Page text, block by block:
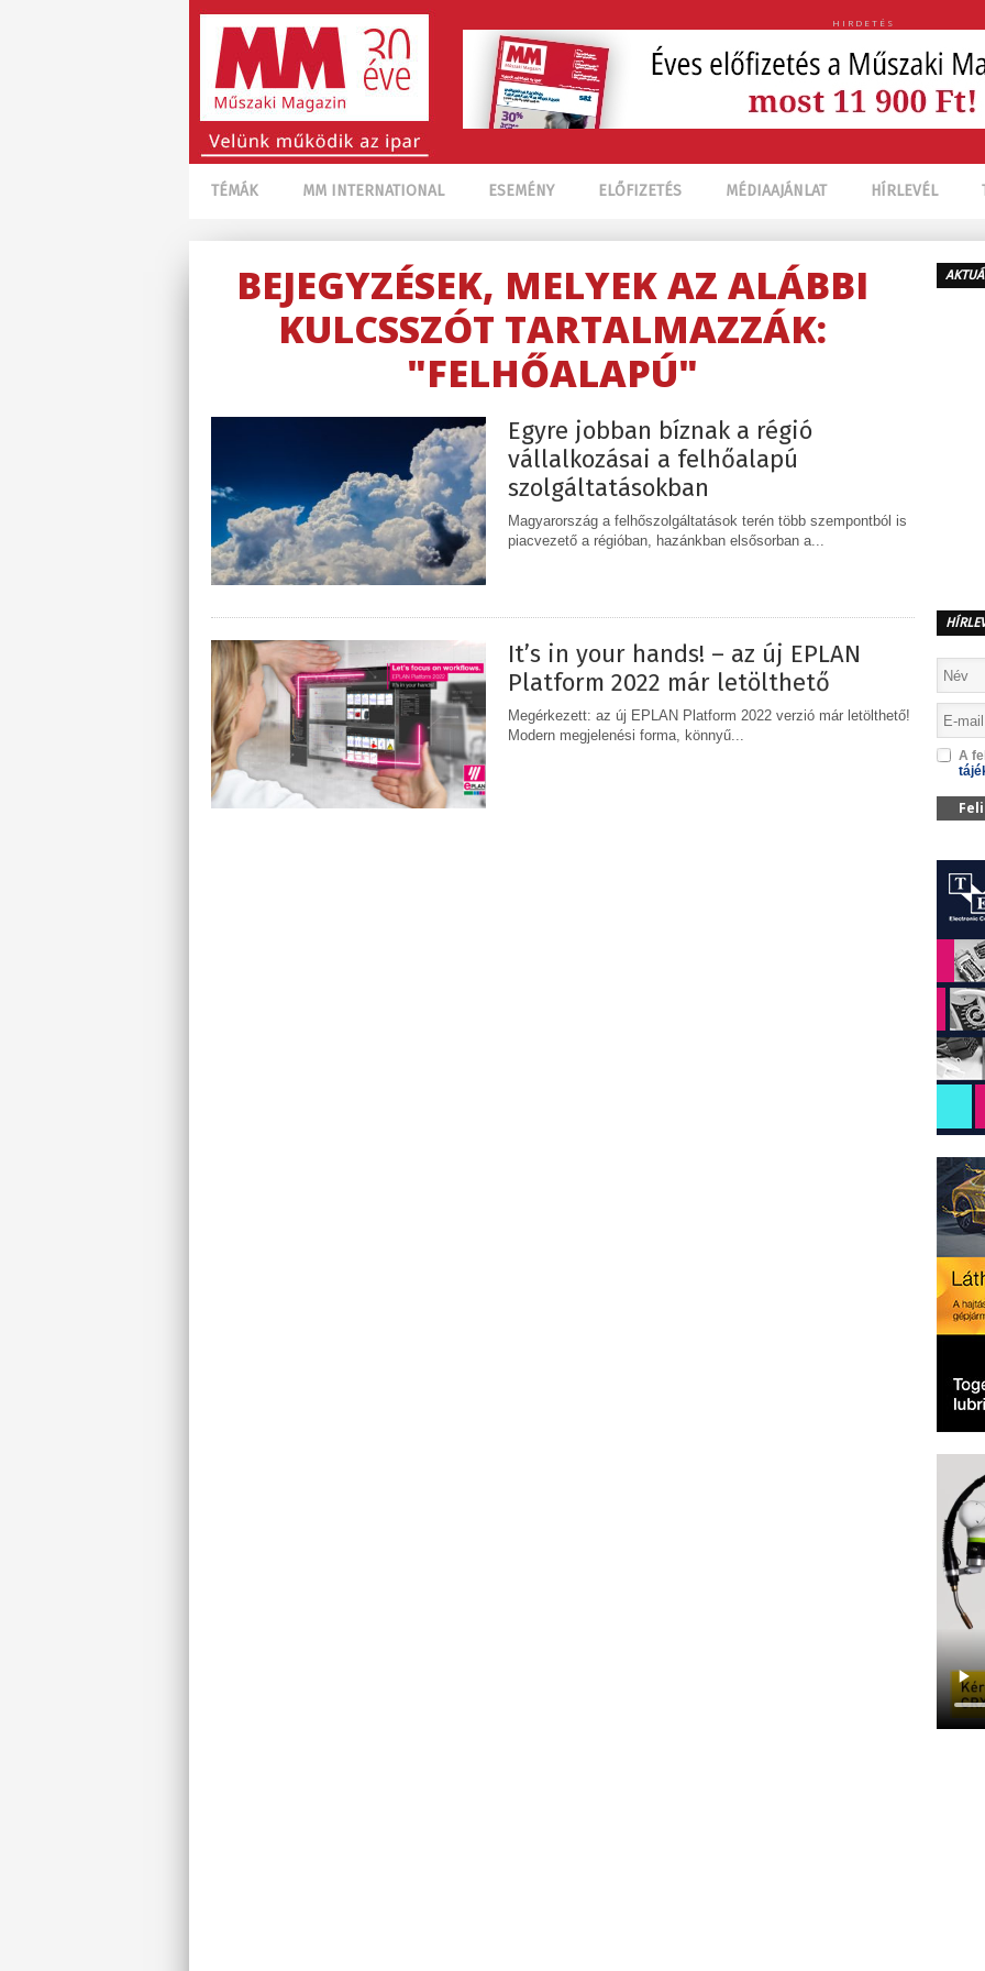
HIRDETÉS
TÉMÁK MM INTERNATIONAL ESEMÉNY ELŐFIZETÉS MÉDIAAJÁNLAT HÍRLEVÉL
BEJEGYZÉSEK, MELYEK AZ ALÁBBI
KULCSSZÓT TARTALMAZZÁK:
"FELHŐALAPÚ"
Egyre jobban bíznak a régió
vállalkozásai a felhőalapú
szolgáltatásokban
Magyarország a felhőszolgáltatások terén több szempontból is
piacvezető a régióban, hazánkban elsősorban a...
It’s in your hands! – az új EPLAN
Platform 2022 már letölthető
Megérkezett: az új EPLAN Platform 2022 verzió már letölthető!
Modern megjelenési forma, könnyű...
A